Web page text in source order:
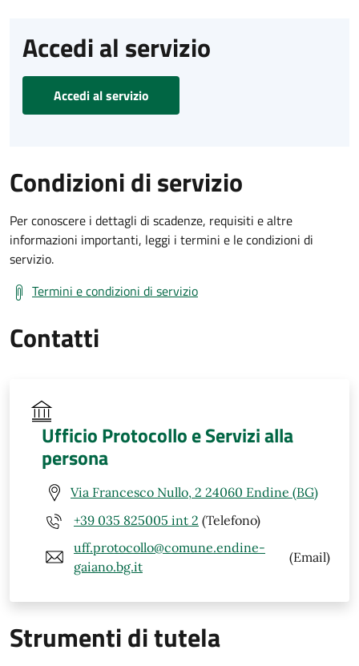
Accedi al servizio
Accedi al servizio
Condizioni di servizio
Per conoscere i dettagli di scadenze, requisiti e altre
informazioni importanti, leggi i termini e le condizioni di
servizio.
Termini e condizioni di servizio
Contatti
Ufficio Protocollo e Servizi alla
persona
Via Francesco Nullo, 2 24060 Endine (BG)
+39 035 825005 int 2 (Telefono)
uff.protocollo@comune.endine-
gaiano.bg.it
(Email)
Strumenti di tutela